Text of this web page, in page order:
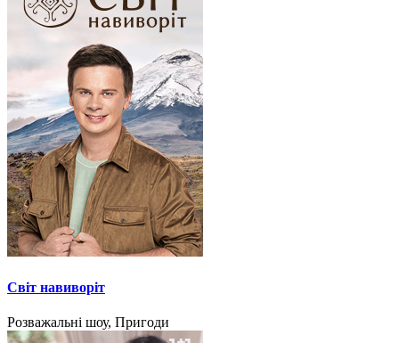
Світ навиворіт
Розважальні шоу, Пригоди